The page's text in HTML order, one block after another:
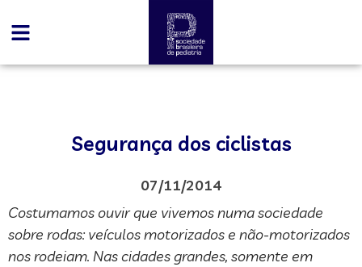
Segurança dos ciclistas
07/11/2014
Costumamos ouvir que vivemos numa sociedade
sobre rodas: veículos motorizados e não-motorizados
nos rodeiam. Nas cidades grandes, somente em